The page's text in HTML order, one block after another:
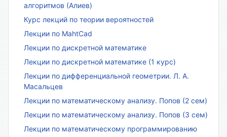
алгоритмов (Алиев)
Курс лекций по теории вероятностей
Лекции по MahtCad
Лекции по дискретной математике
Лекции по дискретной математике (1 курс)
Лекции по дифференциальной геометрии. Л. А.
Масальцев
Лекции по математическому анализу. Попов (2 сем)
Лекции по математическому анализу. Попов (3 сем)
Лекции по математическому программированию